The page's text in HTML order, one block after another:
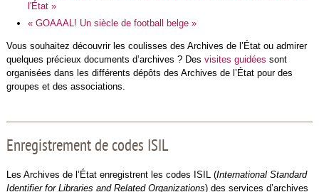
l'État »
« GOAAAL! Un siècle de football belge »
Vous souhaitez découvrir les coulisses des Archives de l’État ou admirer
quelques précieux documents d’archives ? Des visites guidées sont
organisées dans les différents dépôts des Archives de l’État pour des
groupes et des associations.
Enregistrement de codes ISIL
Les Archives de l’État enregistrent les codes ISIL (International Standard
Identifier for Libraries and Related Organizations) des services d’archives